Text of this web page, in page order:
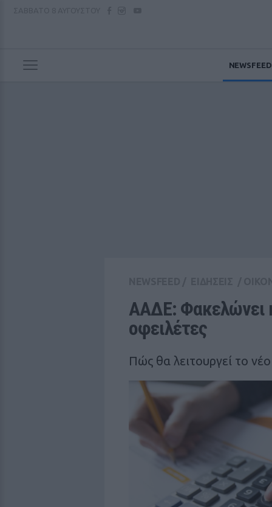
NEWSFEED
ΑΑΔΕ: Φακελώνει
οφειλέτες
Πώς θα λειτουργεί το